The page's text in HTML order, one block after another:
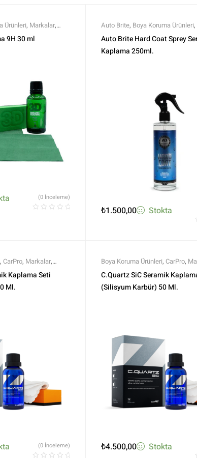
Ürünleri, Markalar,
,Tüm Ürünler
9H 30 ml
(0 İnceleme)
Auto Brite, Boya Koruma Ürünleri,
Seramik Boya Koruma,Sprey
Ürünler,Tüm Ürünler
Auto Brite Hard Coat Sprey
Kaplama 250ml.
₺1.500,00 Stokta
, CarPro, Markalar,
, Seramik Boya
Tüm Ürünler
Kaplama Seti
Ml.
(0 İnceleme)
Boya Koruma Ürünleri, CarPro,
Profesyonel Seramikler, Seramik
Koruma,Tüm Ürünler,Tüm Ürünler
C.Quartz SiC Seramik
(Silisyum Karbür) 50 Ml.
₺4.500,00 Stokta